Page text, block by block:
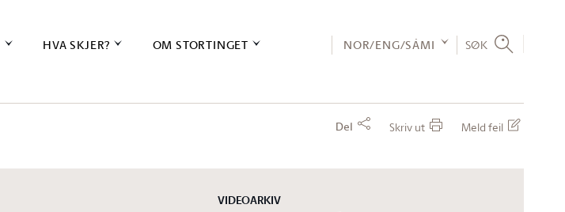
HVA SKJER? OM STORTINGET NOR/ENG/SÁMI SØK
Del Skriv ut Meld feil
VIDEOARKIV